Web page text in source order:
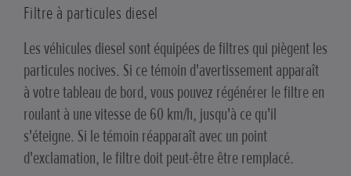
Filtre à particules diesel
Les véhicules diesel sont équipées de filtres qui piègent les
particules nocives. Si ce témoin d'avertissement apparaît
à votre tableau de bord, vous pouvez régénérer le filtre en
roulant à une vitesse de 60 km/h, jusqu'à ce qu'il
s'éteigne. Si le témoin réapparaît avec un point
d'exclamation, le filtre doit peut-être être remplacé.